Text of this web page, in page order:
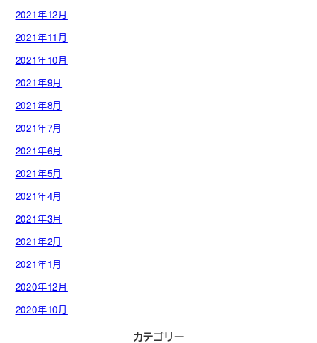
2021年12月
2021年11月
2021年10月
2021年9月
2021年8月
2021年7月
2021年6月
2021年5月
2021年4月
2021年3月
2021年2月
2021年1月
2020年12月
2020年10月
カテゴリー